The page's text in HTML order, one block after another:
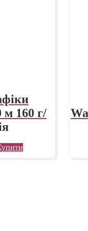
м 160 г/